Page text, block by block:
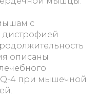
с
дистрофией
описаны
Q-4 при мышечной